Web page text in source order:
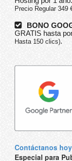
Precio Regular 349
BONO
GRATIS hasta
Hasta 150 clics).
Contáctanos hoy
Especial para